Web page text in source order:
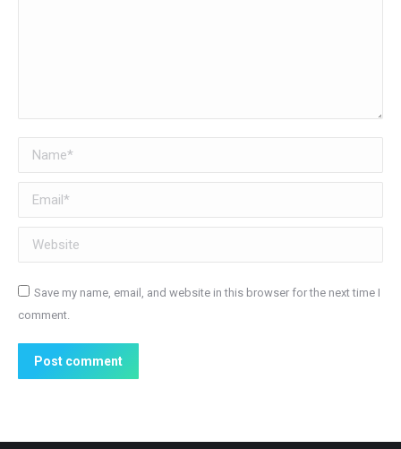
Name *
Email *
Website
Save my name, email, and website in this browser for the next time I
comment.
Post comment